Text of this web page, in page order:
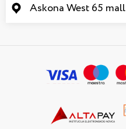
Askona West 65 mall